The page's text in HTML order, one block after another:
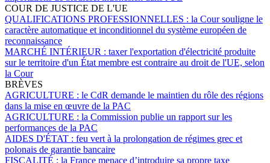
COUR DE JUSTICE DE L'UE
QUALIFICATIONS PROFESSIONNELLES : la Cour souligne le
caractère automatique et inconditionnel du système européen de
reconnaissance
MARCHÉ INTÉRIEUR : taxer l'exportation d'électricité produite
sur le territoire d'un État membre est contraire au droit de l'UE, selon
la Cour
BRÈVES
AGRICULTURE : le CdR demande le maintien du rôle des régions
dans la mise en œuvre de la PAC
AGRICULTURE : la Commission publie un rapport sur les
performances de la PAC
AIDES D'ÉTAT : feu vert à la prolongation de régimes grec et
polonais de garantie bancaire
FISCALITÉ : la France menace d’introduire sa propre taxe